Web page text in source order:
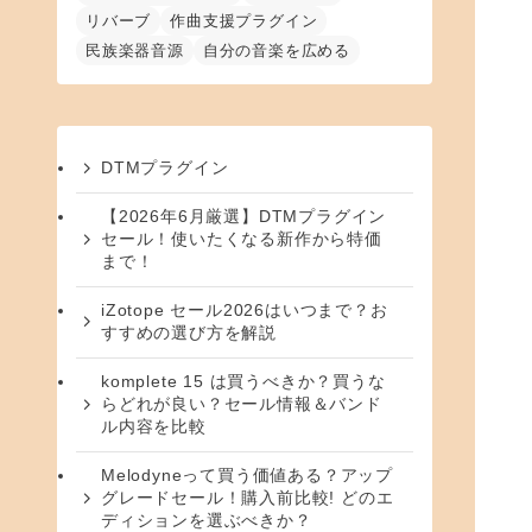
リバーブ
作曲支援プラグイン
民族楽器音源
自分の音楽を広める
DTMプラグイン
【2026年6月厳選】DTMプラグイン
セール！使いたくなる新作から特価
まで！
iZotope セール2026はいつまで？お
すすめの選び方を解説
komplete 15 は買うべきか？買うな
らどれが良い？セール情報＆バンド
ル内容を比較
Melodyneって買う価値ある？アップ
グレードセール！購入前比較! どのエ
ディションを選ぶべきか？